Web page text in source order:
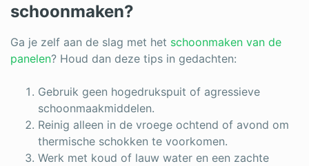
schoonmaken?
Ga je zelf aan de slag met het schoonmaken van de
panelen? Houd dan deze tips in gedachten:
Gebruik geen hogedrukspuit of agressieve
schoonmaakmiddelen.
Reinig alleen in de vroege ochtend of avond om
thermische schokken te voorkomen.
Werk met koud of lauw water en een zachte